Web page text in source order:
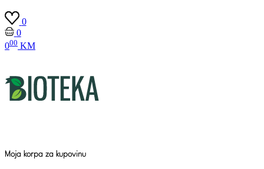
0
0
000 KM
Moja korpa za kupovinu